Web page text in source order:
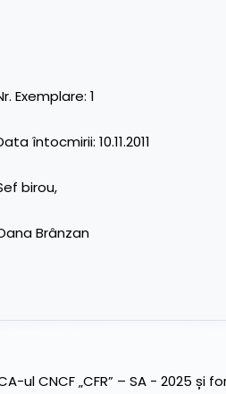
Exemplare: 1
întocmirii: 10.11.2011
birou,
Brânzan
CNCF „CFR” – SA - 2025 și